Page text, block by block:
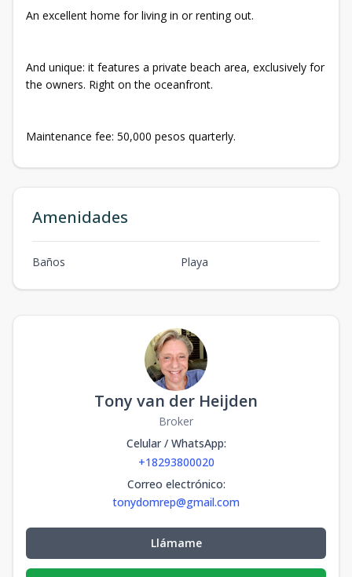
An excellent home for living in or renting out.
And unique: it features a private beach area, exclusively for
the owners. Right on the oceanfront.
Maintenance fee: 50,000 pesos quarterly.
Amenidades
Baños Playa
Tony van der Heijden
Broker
Celular / WhatsApp:
+18293800020
Correo electrónico:
tonydomrep@gmail.com
Llámame